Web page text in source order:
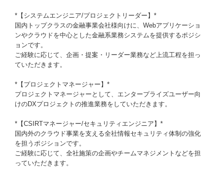
*【システムエンジニア/プロジェクトリーダー】*
国内トップクラスの金融事業会社様向けに、Webアプリケーショ
ンやクラウドを中心とした金融系業務システムを提供するポジシ
ョンです。
ご経験に応じて、企画・提案・リーダー業務など上流工程を担っ
ていただきます。
*【プロジェクトマネージャー】*
プロジェクトマネージャーとして、エンタープライズユーザー向
けのDXプロジェクトの推進業務をしていただきます。
*【CSIRTマネージャー/セキュリティエンジニア】*
国内外のクラウド事業を支える全社情報セキュリティ体制の強化
を担うポジションです。
ご経験に応じて、全社施策の企画やチームマネジメントなどを担
っていただきます。